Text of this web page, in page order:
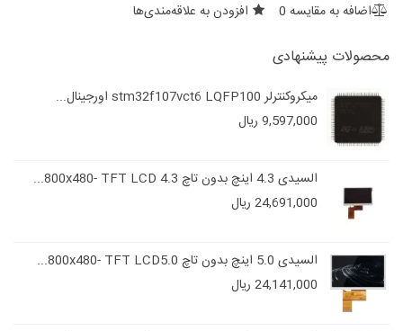
اضافه به مقایسه 0 افزودن به علاقه‌مندی‌ها
محصولات پیشنهادی
میکروکنترلر stm32f107vct6 LQFP100 اورجینال...
9,597,000 ریال
السیدی 4.3 اینچ بدون تاچ 800x480- TFT LCD 4.3...
24,691,000 ریال
السیدی 5.0 اینچ بدون تاچ 800x480- TFT LCD5.0...
24,141,000 ریال